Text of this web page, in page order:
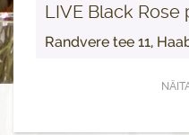
LIVE Black Rose
Randvere tee 11,